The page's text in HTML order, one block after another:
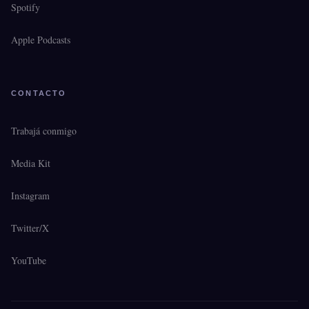
Spotify
Apple Podcasts
CONTACTO
Trabajá conmigo
Media Kit
Instagram
Twitter/X
YouTube